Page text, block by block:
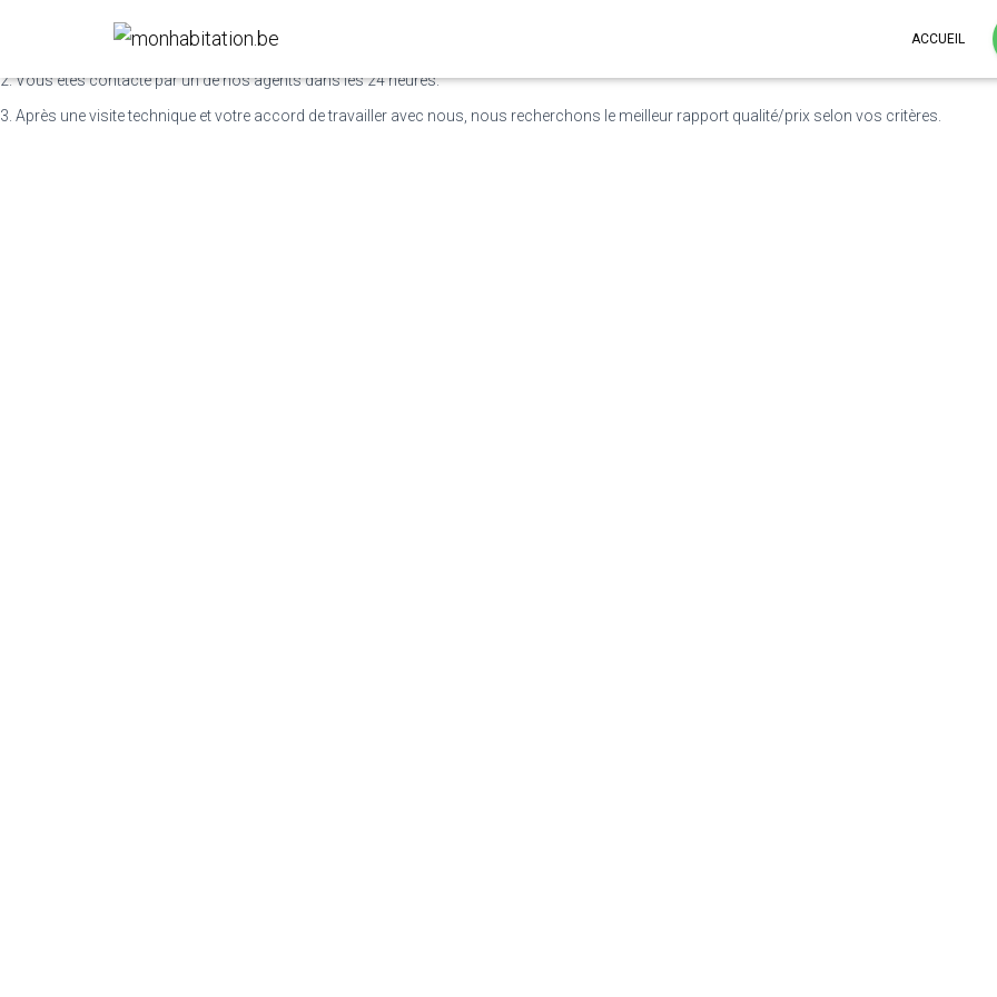
ACCUEIL
Comment obtenir des devis ?
1. Encodez vos informations ci-dessous et appuyez sur envoyer.
2. Vous êtes contacté par un de nos agents dans les 24 heures.
3. Après une visite technique et votre accord de travailler avec nous, nous recherchons le meilleur rapport qualité/prix selon vos critères.